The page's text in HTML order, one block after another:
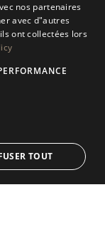
ENGLISH
SPANISH
nos partenaires
avec d"autres
ont collectées lors
TOUT